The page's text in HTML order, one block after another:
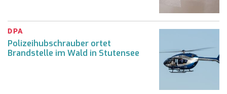
DPA
Polizeihubschrauber ortet
Brandstelle im Wald in Stutensee